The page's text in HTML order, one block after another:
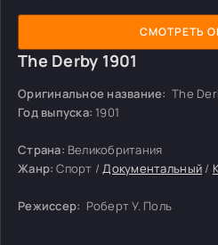
The Derby 1901
Оригинальное название: The
Год выпуска: 1901
Страна: Великобритания
Жанр: Спорт /Документальный /
Режиссер: Роберт У. Поль
СМОТРЕТЬ